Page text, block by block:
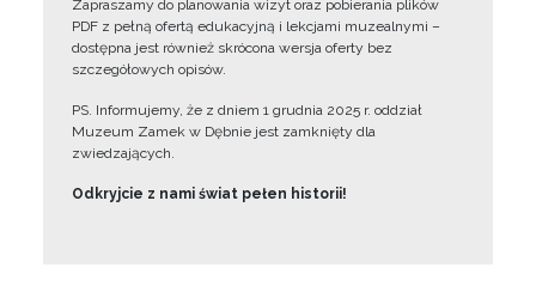
Zapraszamy do planowania wizyt oraz pobierania plików
PDF z pełną ofertą edukacyjną i lekcjami muzealnymi –
dostępna jest również skrócona wersja oferty bez
szczegółowych opisów.
PS. Informujemy, że z dniem 1 grudnia 2025 r. oddział
Muzeum Zamek w Dębnie jest zamknięty dla
zwiedzających.
Odkryjcie z nami świat pełen historii!